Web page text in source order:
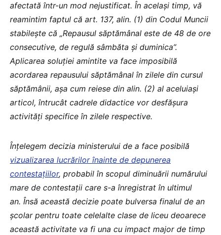
afectată într-un mod nejustificat. În același timp, vă
reamintim faptul că art. 137, alin. (1) din Codul Muncii
stabilește că „Repausul săptămânal este de 48 de ore
consecutive, de regulă sâmbăta și duminica”.
Aplicarea soluției amintite va face imposibilă
acordarea repausului săptămânal în zilele din cursul
săptămânii, așa cum reiese din alin. (2) al aceluiași
articol, întrucât cadrele didactice vor desfășura
activități specifice în zilele respective.
Înţelegem decizia ministerului de a face posibilă
vizualizarea lucrărilor înainte de depunerea
contestaţiilor, probabil în scopul diminuării numărului
mare de contestaţii care s-a înregistrat în ultimul
an. Însă această decizie poate bulversa finalul de an
şcolar pentru toate celelalte clase de liceu deoarece
această activitate va fi una cu impact major de timp